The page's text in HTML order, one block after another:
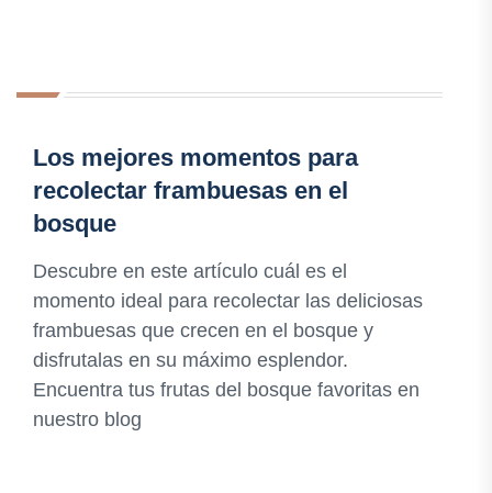
Los mejores momentos para
recolectar frambuesas en el
bosque
Descubre en este artículo cuál es el
momento ideal para recolectar las deliciosas
frambuesas que crecen en el bosque y
disfrutalas en su máximo esplendor.
Encuentra tus frutas del bosque favoritas en
nuestro blog